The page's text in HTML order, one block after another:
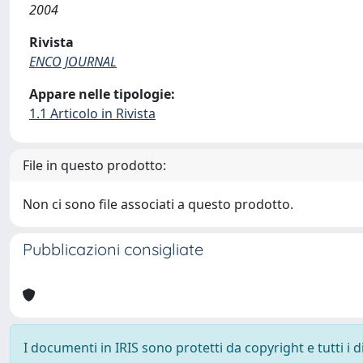
2004
Rivista
ENCO JOURNAL
Appare nelle tipologie:
1.1 Articolo in Rivista
File in questo prodotto:
Non ci sono file associati a questo prodotto.
Pubblicazioni consigliate
I documenti in IRIS sono protetti da copyright e tutti i